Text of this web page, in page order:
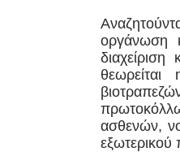
οργάνωση
ασθενών,